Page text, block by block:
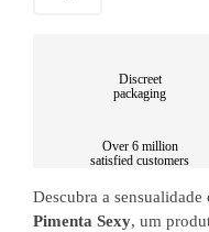
Discreet
packaging
Over 6 million
satisfied customers
Descubra a sensualidade
Pimenta Sexy, um